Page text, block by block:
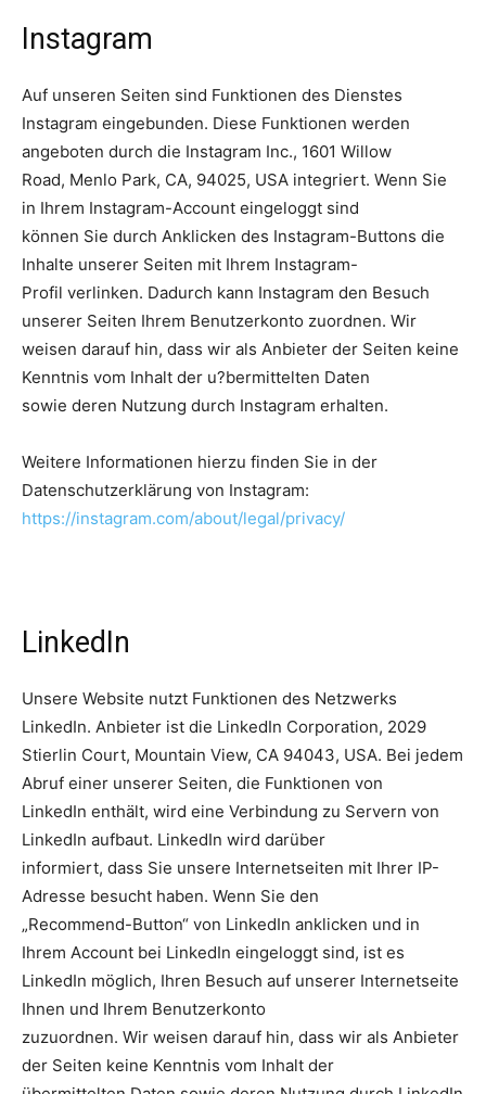
Instagram
Auf unseren Seiten sind Funktionen des Dienstes
Instagram eingebunden. Diese Funktionen werden
angeboten durch die Instagram Inc., 1601 Willow
Road, Menlo Park, CA, 94025, USA integriert. Wenn Sie
in Ihrem Instagram-Account eingeloggt sind
können Sie durch Anklicken des Instagram-Buttons die
Inhalte unserer Seiten mit Ihrem Instagram-
Profil verlinken. Dadurch kann Instagram den Besuch
unserer Seiten Ihrem Benutzerkonto zuordnen. Wir
weisen darauf hin, dass wir als Anbieter der Seiten keine
Kenntnis vom Inhalt der u?bermittelten Daten
sowie deren Nutzung durch Instagram erhalten.
Weitere Informationen hierzu finden Sie in der
Datenschutzerklärung von Instagram:
https://instagram.com/about/legal/privacy/
LinkedIn
Unsere Website nutzt Funktionen des Netzwerks
LinkedIn. Anbieter ist die LinkedIn Corporation, 2029
Stierlin Court, Mountain View, CA 94043, USA. Bei jedem
Abruf einer unserer Seiten, die Funktionen von
LinkedIn enthält, wird eine Verbindung zu Servern von
LinkedIn aufbaut. LinkedIn wird darüber
informiert, dass Sie unsere Internetseiten mit Ihrer IP-
Adresse besucht haben. Wenn Sie den
„Recommend-Button“ von LinkedIn anklicken und in
Ihrem Account bei LinkedIn eingeloggt sind, ist es
LinkedIn möglich, Ihren Besuch auf unserer Internetseite
Ihnen und Ihrem Benutzerkonto
zuzuordnen. Wir weisen darauf hin, dass wir als Anbieter
der Seiten keine Kenntnis vom Inhalt der